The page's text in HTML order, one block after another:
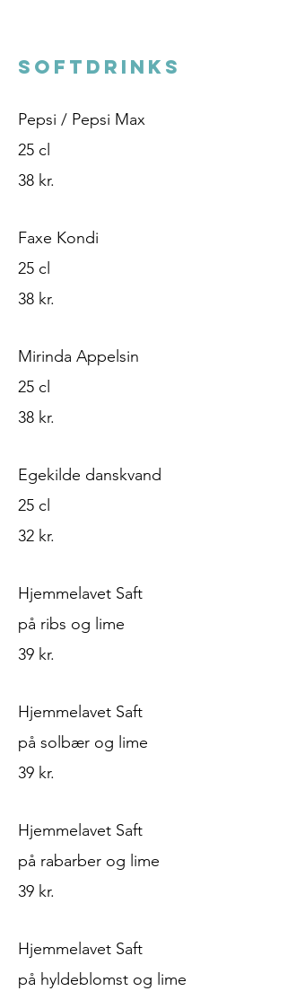
SOFTDRINKS
Pepsi / Pepsi Max
25 cl
38 kr.
Faxe Kondi
25 cl
38 kr.
Mirinda Appelsin
25 cl
38 kr.
Egekilde danskvand
25 cl
32 kr.
Hjemmelavet Saft
på ribs og lime
39 kr.
Hjemmelavet Saft
på solbær og lime
39 kr.
Hjemmelavet Saft
på rabarber og lime
39 kr.
Hjemmelavet Saft
på hyldeblomst og lime